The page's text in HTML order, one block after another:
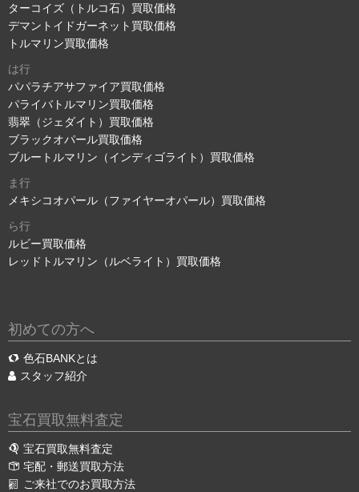
ターコイズ（トルコ石）買取価格
デマントイドガーネット買取価格
トルマリン買取価格
は行
パパラチアサファイア買取価格
パライバトルマリン買取価格
翡翠（ジェダイト）買取価格
ブラックオパール買取価格
ブルートルマリン（インディゴライト）買取価格
ま行
メキシコオパール（ファイヤーオパール）買取価格
ら行
ルビー買取価格
レッドトルマリン（ルベライト）買取価格
初めての方へ
色石BANKとは
スタッフ紹介
宝石買取無料査定
宝石買取無料査定
宅配・郵送買取方法
ご来社でのお買取方法